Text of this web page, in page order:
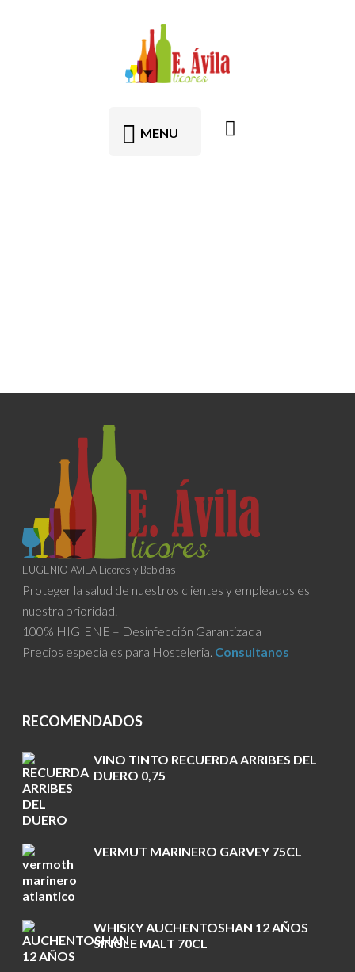
MENU
EUGENIO AVILA Licores y Bebidas
Proteger la salud de nuestros clientes y empleados es
nuestra prioridad.
100% HIGIENE – Desinfección Garantizada
Precios especiales para Hosteleria. Consultanos
RECOMENDADOS
VINO TINTO RECUERDA ARRIBES DEL
DUERO 0,75
VERMUT MARINERO GARVEY 75CL
WHISKY AUCHENTOSHAN 12 AÑOS
SINGLE MALT 70CL